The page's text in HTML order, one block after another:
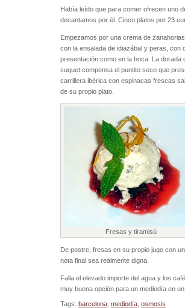
Había leído que para comer ofrecen uno
decantamos por él. Cinco platos por 23
Empezamos por una crema de
con la ensalada de idiazábal y peras, con
presentación como en la boca. La dorada
suquet compensa el puntito seco que
carrillera ibérica con espinacas frescas
de su propio plato.
Fresas y tiramisú
De postre, fresas en su propio jugo con
nota final sea realmente digna.
Falla el elevado importe del agua y los
muy buena opción para un mediodía en
Tags: barcelona mediodía osmosis